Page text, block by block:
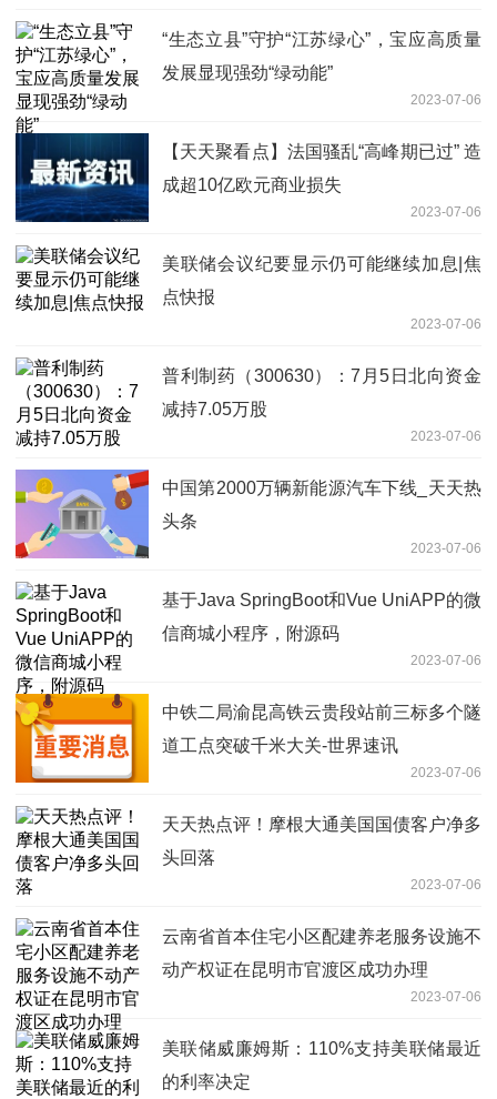
“生态立县”守护“江苏绿心”，宝应高质量
发展显现强劲“绿动能”
2023-07-06
【天天聚看点】法国骚乱“高峰期已过” 造
成超10亿欧元商业损失
2023-07-06
美联储会议纪要显示仍可能继续加息|焦
点快报
2023-07-06
普利制药（300630）：7月5日北向资金
减持7.05万股
2023-07-06
中国第2000万辆新能源汽车下线_天天热
头条
2023-07-06
基于Java SpringBoot和Vue UniAPP的微
信商城小程序，附源码
2023-07-06
中铁二局渝昆高铁云贵段站前三标多个隧
道工点突破千米大关-世界速讯
2023-07-06
天天热点评！摩根大通美国国债客户净多
头回落
2023-07-06
云南省首本住宅小区配建养老服务设施不
动产权证在昆明市官渡区成功办理
2023-07-06
美联储威廉姆斯：110%支持美联储最近
的利率决定